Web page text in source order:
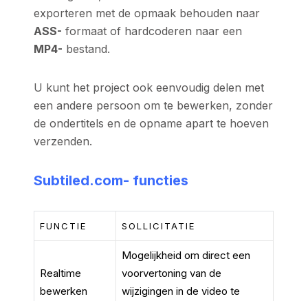
exporteren met de opmaak behouden naar
ASS- formaat of hardcoderen naar een
MP4- bestand.
U kunt het project ook eenvoudig delen met
een andere persoon om te bewerken, zonder
de ondertitels en de opname apart te hoeven
verzenden.
Subtiled.com- functies
FUNCTIE SOLLICITATIE
Realtime
bewerken
Mogelijkheid om direct een
voorvertoning van de
wijzigingen in de video te